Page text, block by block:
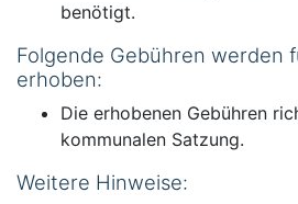
benötigt.
Folgende Gebühren werden
erhoben:
Die erhobenen Gebühren
kommunalen Satzung.
Weitere Hinweise: